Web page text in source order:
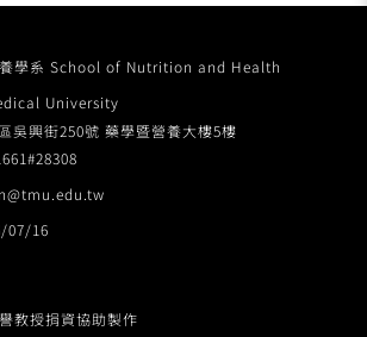
養學系 School of Nutrition and Health
University
吳興街250號 藥學暨營養大樓5樓
07/16
教授捐資協助製作